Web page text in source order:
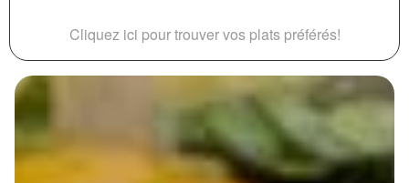
Cliquez ici pour trouver vos plats préférés!